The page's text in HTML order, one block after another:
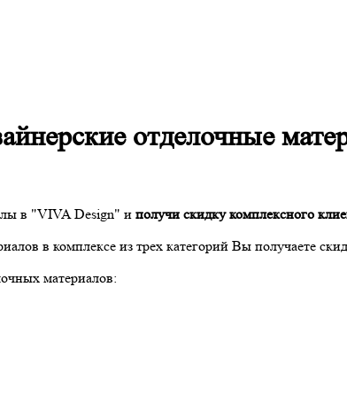
отделочные
в "VIVA Design" и получи скидку комплексного
в комплексе из трех категорий Вы получаете
материалов: